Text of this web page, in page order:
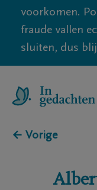
voorkomen.
fraude vallen
sluiten, dus
← Vorige